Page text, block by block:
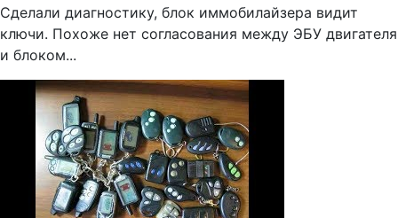
Сделали диагностику, блок иммобилайзера видит
ключи. Похоже нет согласования между ЭБУ двигателя
и блоком...